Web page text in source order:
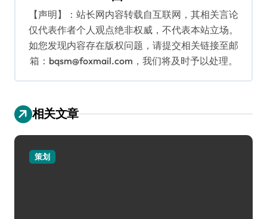
【声明】：站长网内容转载自互联网，其相关言论
仅代表作者个人观点绝非权威，不代表本站立场。
如您发现内容存在版权问题，请提交相关链接至邮
箱：bqsm@foxmail.com，我们将及时予以处理。
相关文章
策划